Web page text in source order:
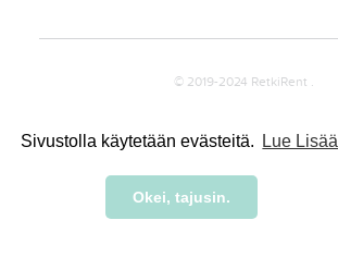
Sivustolla käytetään evästeitä. Lue Lisää
Okei, tajusin.
© 2019-2024 RetkiRent .